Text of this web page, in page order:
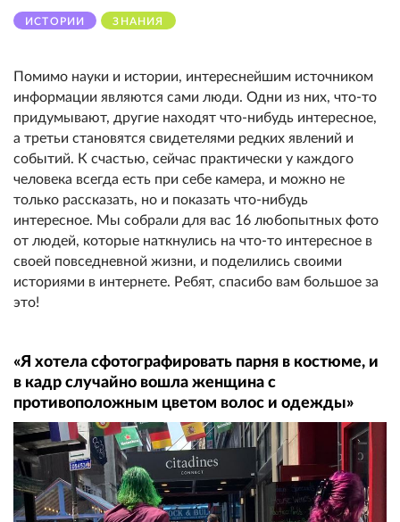
ИСТОРИИ ЗНАНИЯ
Помимо науки и истории, интереснейшим источником
информации являются сами люди. Одни из них, что-то
придумывают, другие находят что-нибудь интересное,
а третьи становятся свидетелями редких явлений и
событий. К счастью, сейчас практически у каждого
человека всегда есть при себе камера, и можно не
только рассказать, но и показать что-нибудь
интересное. Мы собрали для вас 16 любопытных фото
от людей, которые наткнулись на что-то интересное в
своей повседневной жизни, и поделились своими
историями в интернете. Ребят, спасибо вам большое за
это!
«Я хотела сфотографировать парня в костюме, и
в кадр случайно вошла женщина с
противоположным цветом волос и одежды»